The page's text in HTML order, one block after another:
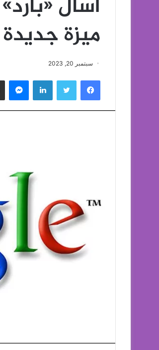
اسأل
ميزة
سبتمبر 20, 2023
فيسبوك تويتر لينكدإن